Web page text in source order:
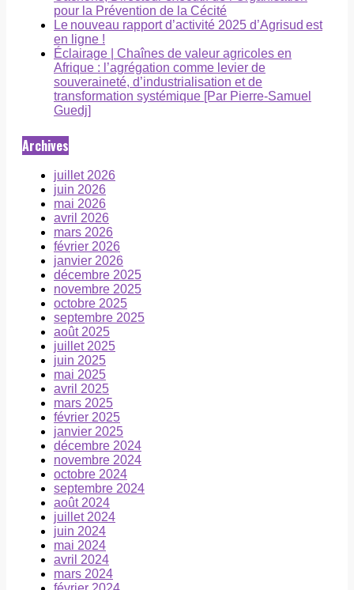
pour la Prévention de la Cécité
Le nouveau rapport d’activité 2025 d’Agrisud est
en ligne !
Éclairage | Chaînes de valeur agricoles en
Afrique : l’agrégation comme levier de
souveraineté, d’industrialisation et de
transformation systémique [Par Pierre-Samuel
Guedj]
Archives
juillet 2026
juin 2026
mai 2026
avril 2026
mars 2026
février 2026
janvier 2026
décembre 2025
novembre 2025
octobre 2025
septembre 2025
août 2025
juillet 2025
juin 2025
mai 2025
avril 2025
mars 2025
février 2025
janvier 2025
décembre 2024
novembre 2024
octobre 2024
septembre 2024
août 2024
juillet 2024
juin 2024
mai 2024
avril 2024
mars 2024